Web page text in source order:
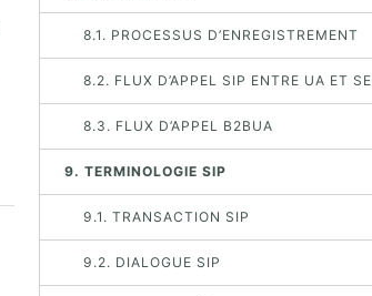
8.1. PROCESSUS D’ENREGISTREMENT
8.2. FLUX D’APPEL SIP ENTRE UA ET
8.3. FLUX D’APPEL B2BUA
9. TERMINOLOGIE SIP
9.1. TRANSACTION SIP
9.2. DIALOGUE SIP